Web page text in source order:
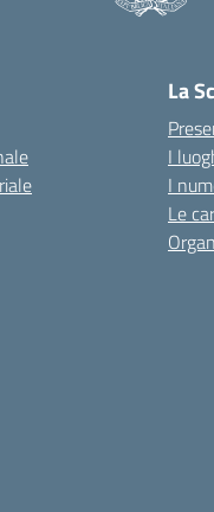
La
I
I
Le